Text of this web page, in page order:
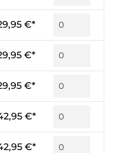
€*
€*
€*
€*
€*